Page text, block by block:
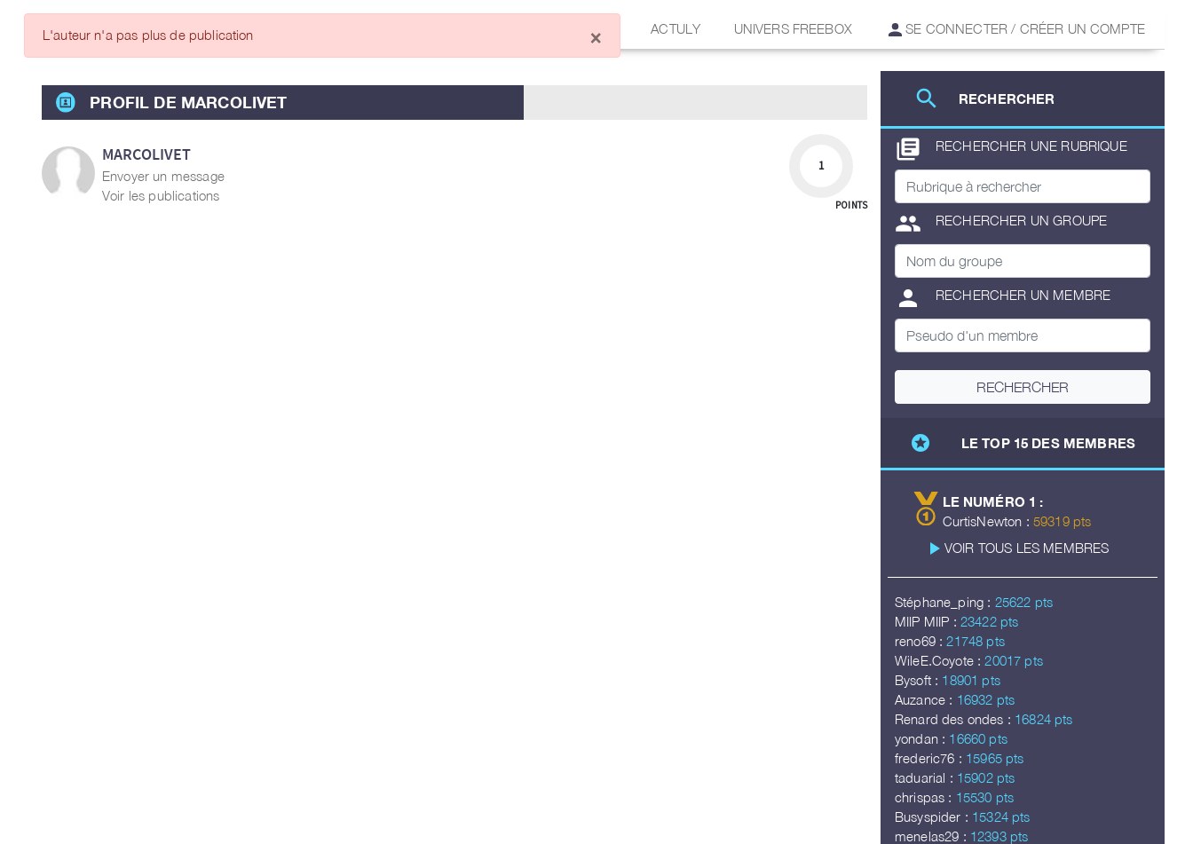
ARTICLES DES MEMBRES ACTULY UNIVERS FREEBOX SE CONNECTER / CRÉER UN COMPTE
search RECHERCHER
library_books RECHERCHER UNE RUBRIQUE
group RECHERCHER UN GROUPE
person RECHERCHER UN MEMBRE
RECHERCHER
stars LE TOP 15 DES MEMBRES
LE NUMÉRO 1 :
CurtisNewton : 59319 pts
play_arrow VOIR TOUS LES MEMBRES
Stéphane_ping : 25622 pts
MIIP MIIP : 23422 pts
reno69 : 21748 pts
WileE.Coyote : 20017 pts
Bysoft : 18901 pts
Auzance : 16932 pts
Renard des ondes : 16824 pts
yondan : 16660 pts
frederic76 : 15965 pts
taduarial : 15902 pts
chrispas : 15530 pts
Busyspider : 15324 pts
menelas29 : 12393 pts
PROFIL DE MARCOLIVET
MARCOLIVET
Envoyer un message
Voir les publications
1
POINTS
L'auteur n'a pas plus de publication ×